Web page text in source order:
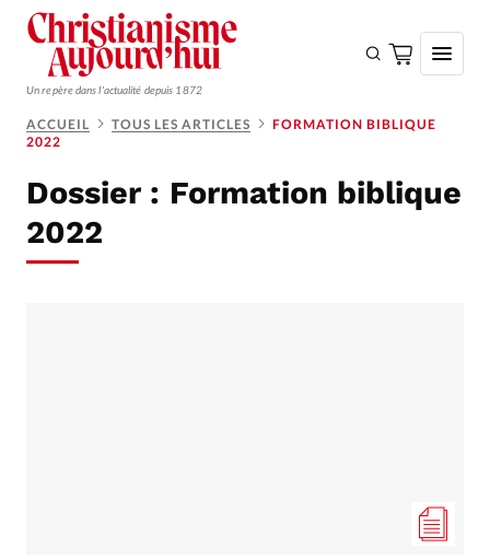
Un repère dans l'actualité depuis 1872
Monde
Eglises
ACCUEIL TOUS LES ARTICLES
FORMATION BIBLIQUE
2022
Dossier : Formation biblique
2022